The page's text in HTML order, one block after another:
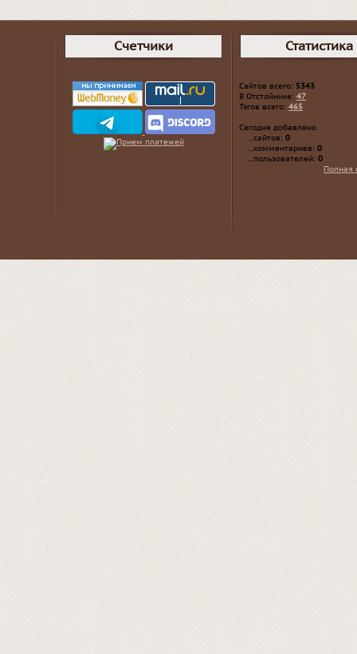
Счетчики Статистика
Сайтов всего: 5343
В Отстойнике: 47
Тэгов всего: 465
Сегодня добавлено
...сайтов: 0
...комментариев: 0
...пользователей: 0
Полная